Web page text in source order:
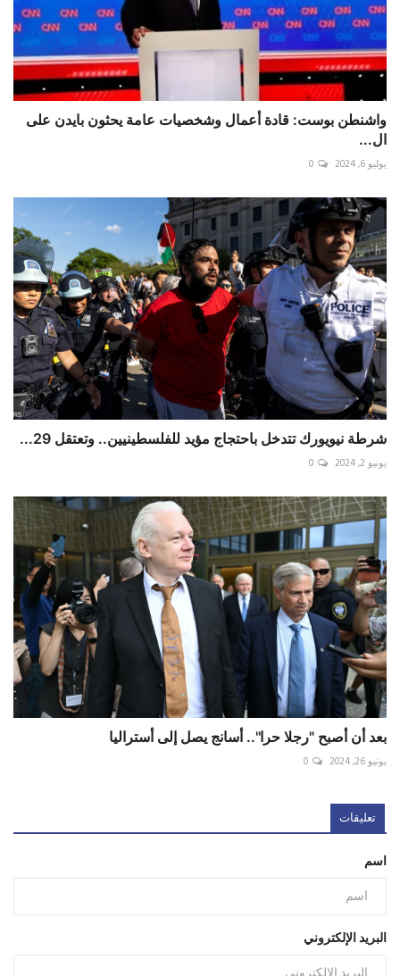
واشنطن بوست: قادة أعمال وشخصيات عامة يحثون بايدن على
ال...
يوليو 6, 2024 0
شرطة نيويورك تتدخل باحتجاج مؤيد للفلسطينيين.. وتعتقل 29...
يونيو 2, 2024 0
بعد أن أصبح "رجلا حرا".. أسانج يصل إلى أستراليا
يونيو 26, 2024 0
تعليقات
اسم
البريد الإلكتروني